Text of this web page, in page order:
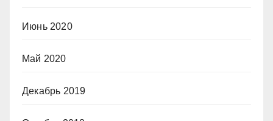
Июнь 2020
Май 2020
Декабрь 2019